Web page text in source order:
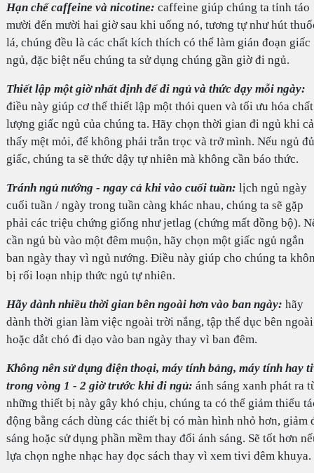
Hạn chế caffeine và nicotine: caffeine giúp chúng ta tỉnh táo
mười đến mười hai giờ sau khi uống nó, tương tự như hút
lá, chúng đều là các chất kích thích có thể làm gián đoạn giấc
ngủ, đặc biệt nếu chúng ta sử dụng chúng gần giờ đi ngủ.
Thiết lập một giờ nhất định để đi ngủ và thức dạy mỗi ngày:
điều này giúp cơ thể thiết lập một thói quen và tối ưu hóa chất
lượng giấc ngủ của chúng ta. Hãy chọn thời gian đi ngủ khi
thấy mệt mỏi, để không phải trằn trọc và trở mình. Nếu ngủ đủ
giấc, chúng ta sẽ thức dậy tự nhiên mà không cần báo thức.
Tránh ngủ nướng - ngay cả khi vào cuối tuần: lịch ngủ ngày
cuối tuần / ngày trong tuần càng khác nhau, chúng ta sẽ gặp
phải các triệu chứng giống như jetlag (chứng mất đồng bộ).
cần ngủ bù vào một đêm muộn, hãy chọn một giấc ngủ ngắn
ban ngày thay vì ngủ nướng. Điều này giúp cho chúng ta
bị rối loạn nhịp thức ngủ tự nhiên.
Hãy dành nhiều thời gian bên ngoài hơn vào ban ngày: hãy
dành thời gian làm việc ngoài trời nắng, tập thể dục bên ngoài
hoặc dắt chó đi dạo vào ban ngày thay vì ban đêm.
Không nên sử dụng điện thoại, máy tính bảng, máy tính hay
trong vòng 1 - 2 giờ trước khi đi ngủ: ánh sáng xanh phát ra
những thiết bị này gây khó chịu, chúng ta có thể giảm thiểu
động bằng cách dùng các thiết bị có màn hình nhỏ hơn, giảm
sáng hoặc sử dụng phần mềm thay đổi ánh sáng. Sẽ tốt hơn
lựa chọn nghe nhạc hay đọc sách thay vì xem tivi đêm khuya.